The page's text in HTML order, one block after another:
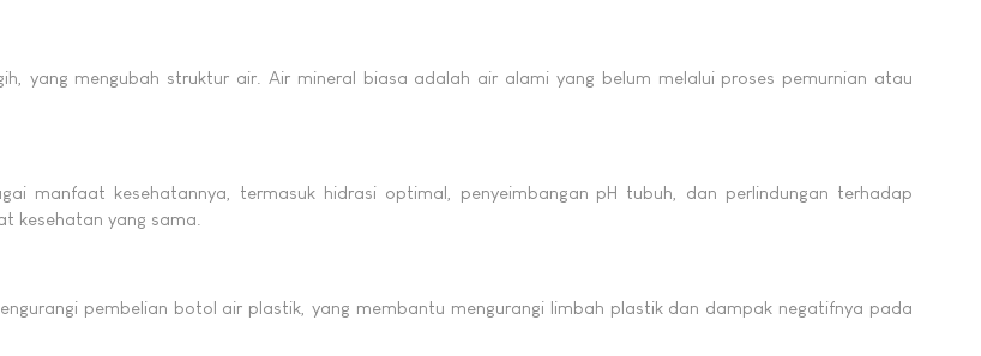
yang mengubah struktur air. Air mineral biasa adalah air alami yang belum melalui proses pemurnian atau
manfaat kesehatannya, termasuk hidrasi optimal, penyeimbangan pH tubuh, dan perlindungan terhadap
kesehatan yang sama.
pembelian botol air plastik, yang membantu mengurangi limbah plastik dan dampak negatifnya pada